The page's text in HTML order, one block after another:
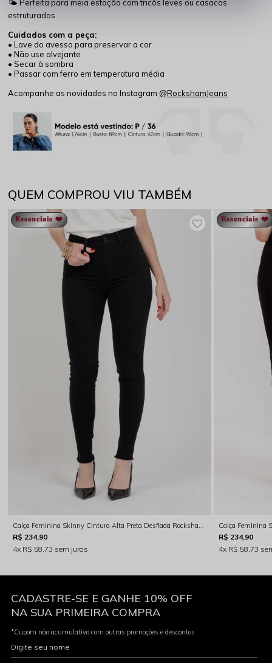
🌤️ Perfeita para meia estação com tricôs leves ou casacos
estruturados
Cuidados com a peça:
• Lave do avesso para preservar a cor
• Não use alvejante
• Secar à sombra
• Passar com ferro em temperatura média
Acompanhe as novidades no Instagram @RockshamJeans
QUEM COMPROU VIU TAMBÉM
𝐄𝐬𝐬𝐞𝐧𝐜𝐢𝐚𝐢𝐬 ❤️
R$ 234,90
4x R$ 58,73 sem juros
𝐄𝐬𝐬𝐞𝐧𝐜𝐢𝐚𝐢𝐬 ❤️
Calça Feminina
R$ 234,90
4x R$ 58,73
CADASTRE-SE E GANHE 10% OFF
NA SUA PRIMEIRA COMPRA
*Cupom não acumulativo com outras promoções e descontos
Digite seu nome